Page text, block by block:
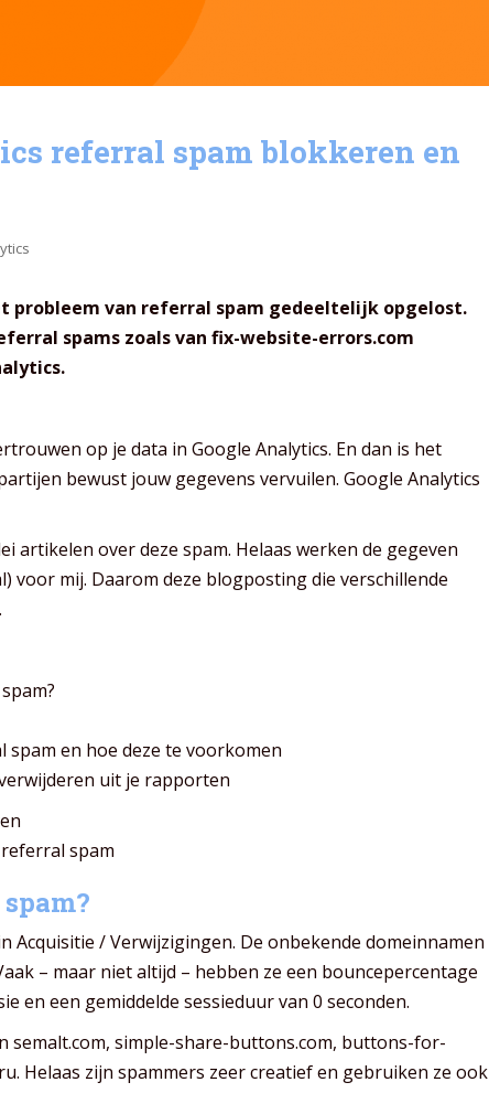
referral spam blokkeren en
probleem van referral spam gedeeltelijk opgelost.
spams zoals van fix-website-errors.com
op je data in Google Analytics. En dan is het
bewust jouw gegevens vervuilen. Google Analytics
artikelen over deze spam. Helaas werken de gegeven
voor mij. Daarom deze blogposting die verschillende
en hoe deze te voorkomen
uit je rapporten
spam
Acquisitie / Verwijzigingen. De onbekende domeinnamen
– maar niet altijd – hebben ze een bouncepercentage
en een gemiddelde sessieduur van 0 seconden.
semalt.com, simple-share-buttons.com, buttons-for-
Helaas zijn spammers zeer creatief en gebruiken ze ook